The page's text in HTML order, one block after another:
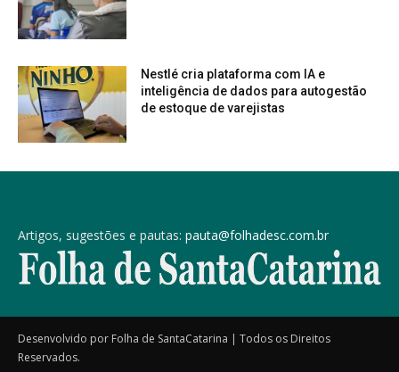
Nestlé cria plataforma com IA e
inteligência de dados para autogestão
de estoque de varejistas
Artigos, sugestões e pautas: pauta@folhadesc.com.br
Desenvolvido por Folha de SantaCatarina | Todos os Direitos
Reservados.